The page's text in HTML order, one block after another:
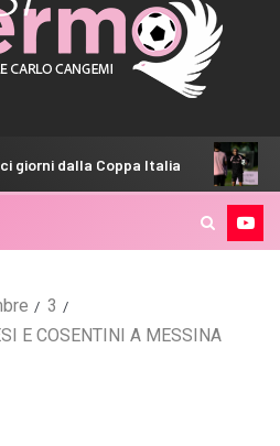
Italia Inzaghi:
3
E COSENTINI A MESSINA